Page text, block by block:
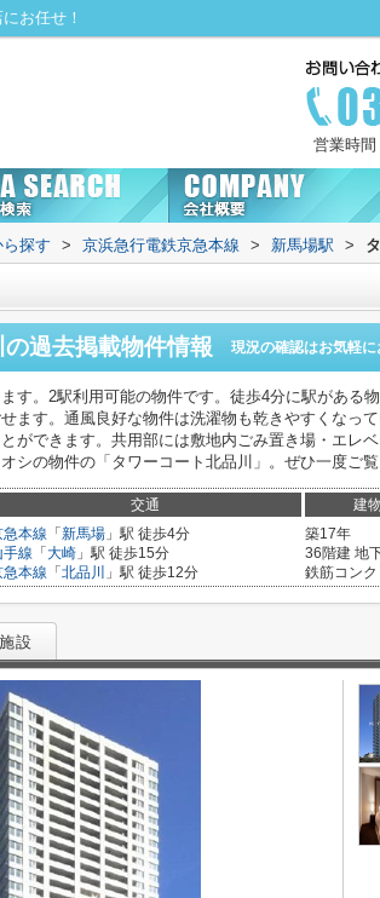
お任せ！
営業時
探す > 京浜急行電鉄京急本線 > 新馬場駅 >
の過去掲載物件情報 現況の確認はお気軽に
す。2駅利用可能の物件です。徒歩4分に駅がある
ます。通風良好な物件は洗濯物も乾きやすくなっ
ができます。共用部には敷地内ごみ置き場・エレ
シの物件の「タワーコート北品川」。ぜひ一度ご覧
交通 建物
急本線 「 新馬場 」駅 徒歩4分
手線 「 大崎 」駅 徒歩15分
急本線 「 北品川 」駅 徒歩12分
築17年
36階建 地
鉄筋コンク
設